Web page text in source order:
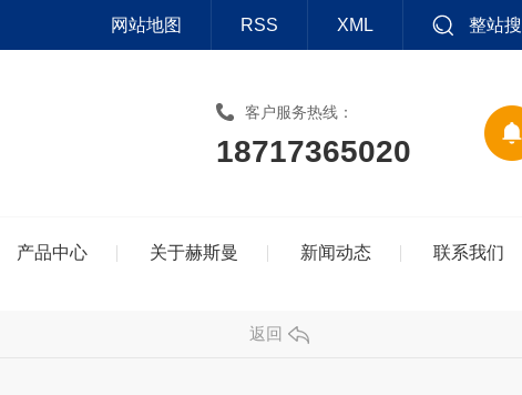
网站地图 RSS XML 整站
客户服务热线：
18717365020
产品中心 关于赫斯曼 新闻动态 联系我们
返回